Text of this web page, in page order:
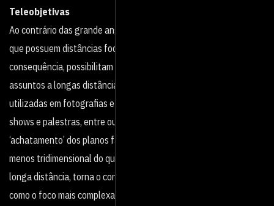
Teleobjetivas
Ao contrário das grande angulares, as teleobjetivas são as lentes
que possuem distâncias focais maiores do que as normais. Por
consequência, possibilitam imagens muito mais ‘próximas’ de
assuntos a longas distâncias. Lentes desse tipo são muito
utilizadas em fotografias e vídeos de esporte, animais selvagens,
shows e palestras, entre outros. Elas causam uma espécie de
‘achatamento’ dos planos fazendo com que a imagem pareça
menos tridimensional do que realmente é. E por se tratar de uma
longa distância, torna o controle da movimentação manual assim
como o foco mais complexas e carecem um pouco mais de